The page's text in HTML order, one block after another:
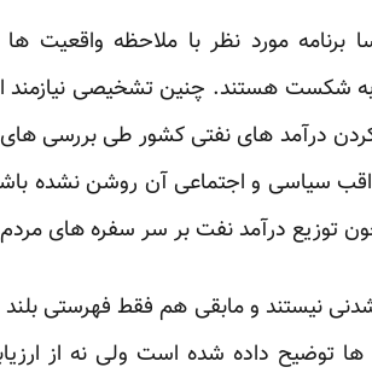
مورد نظر با ملاحظه واقعیت ها
به شکست هستند. چنین تشخیصی
درآمد های نفتی کشور طی بررسی
سیاسی و اجتماعی آن روشن نشده باشد،
چون توزیع درآمد نفت بر سر سفره های
نیستند و مابقی هم فقط فهرستی
ها توضیح داده شده است ولی نه از